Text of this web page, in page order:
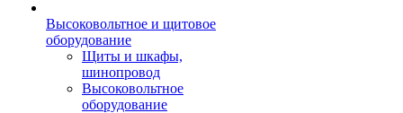
Высоковольтное и щитовое
оборудование
Щиты и шкафы,
шинопровод
Высоковольтное
оборудование